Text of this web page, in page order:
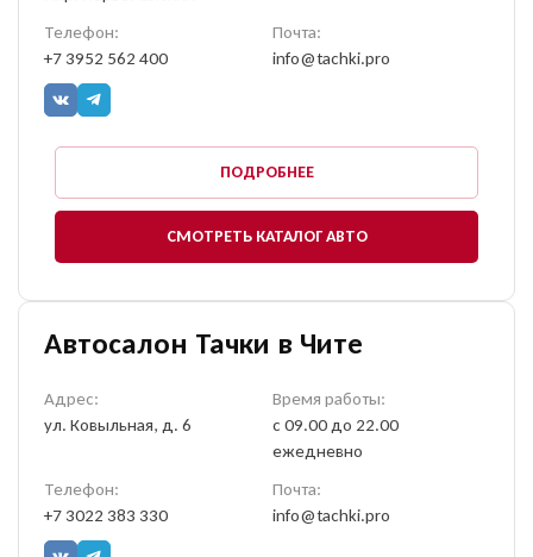
Телефон:
+7 3952 562 400
Почта:
info@tachki.pro
ПОДРОБНЕЕ
СМОТРЕТЬ КАТАЛОГ АВТО
Автосалон Тачки в Чите
Адрес:
ул. Ковыльная, д. 6
Время работы:
с 09.00 до 22.00
ежедневно
Телефон:
+7 3022 383 330
Почта:
info@tachki.pro